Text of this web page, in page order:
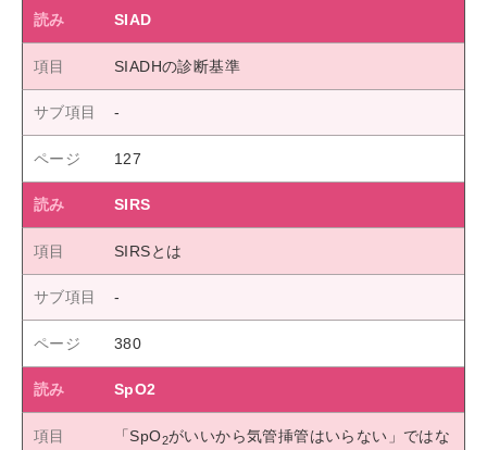
SIAD
SIADHの診断基準
127
SIRS
SIRSとは
380
SpO2
「SpO2がいいから気管挿管はいらない」ではな